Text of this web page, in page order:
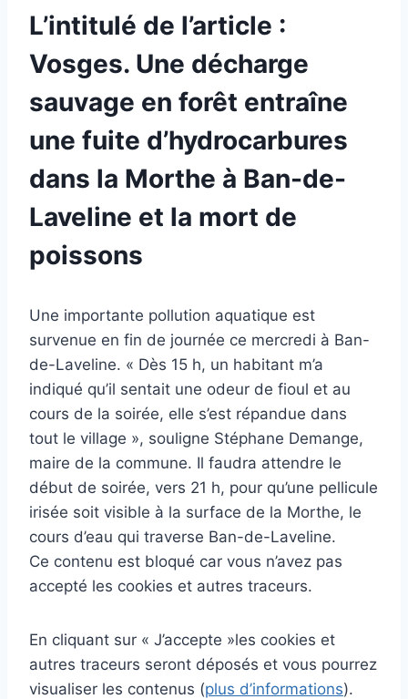
L’intitulé de l’article :
Vosges. Une décharge
sauvage en forêt entraîne
une fuite d’hydrocarbures
dans la Morthe à Ban-de-
Laveline et la mort de
poissons
Une importante pollution aquatique est
survenue en fin de journée ce mercredi à Ban-
de-Laveline. « Dès 15 h, un habitant m’a
indiqué qu’il sentait une odeur de fioul et au
cours de la soirée, elle s’est répandue dans
tout le village », souligne Stéphane Demange,
maire de la commune. Il faudra attendre le
début de soirée, vers 21 h, pour qu’une pellicule
irisée soit visible à la surface de la Morthe, le
cours d’eau qui traverse Ban-de-Laveline.
Ce contenu est bloqué car vous n’avez pas
accepté les cookies et autres traceurs.
En cliquant sur « J’accepte »les cookies et
autres traceurs seront déposés et vous pourrez
visualiser les contenus (plus d’informations).